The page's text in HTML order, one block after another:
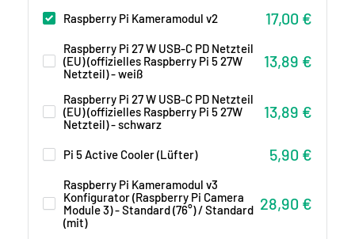
Raspberry Pi Kameramodul v2 Sonderpreis
17,00 €
Raspberry Pi 27 W USB-C PD Netzteil
(EU) (offizielles Raspberry Pi 5 27W
Netzteil) - weiß
Sonderpreis
13,89 €
Raspberry Pi 27 W USB-C PD Netzteil
(EU) (offizielles Raspberry Pi 5 27W
Netzteil) - schwarz
Sonderpreis
13,89 €
Pi 5 Active Cooler (Lüfter) Sonderpreis
5,90 €
Raspberry Pi Kameramodul v3
Konfigurator (Raspberry Pi Camera
Module 3) - Standard (76°) / Standard
(mit)
Sonderpreis
28,90 €